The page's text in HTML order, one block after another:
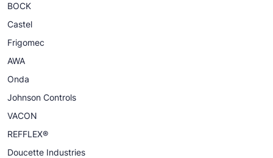
BOCK
Castel
Frigomec
AWA
Onda
Johnson Controls
VACON
REFFLEX®
Doucette Industries